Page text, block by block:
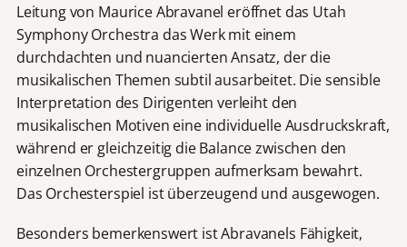
Leitung von Maurice Abravanel eröffnet das Utah
Symphony Orchestra das Werk mit einem
durchdachten und nuancierten Ansatz, der die
musikalischen Themen subtil ausarbeitet. Die sensible
Interpretation des Dirigenten verleiht den
musikalischen Motiven eine individuelle Ausdruckskraft,
während er gleichzeitig die Balance zwischen den
einzelnen Orchestergruppen aufmerksam bewahrt.
Das Orchesterspiel ist überzeugend und ausgewogen.
Besonders bemerkenswert ist Abravanels Fähigkeit,